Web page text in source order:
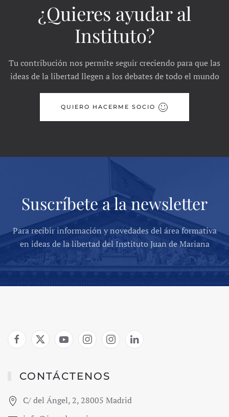
¿Quieres ayudar al
Instituto?
Tu contribución nos permite seguir creciendo para que las
ideas de la libertad llegen a los debates de todo el mundo
QUIERO HACERME SOCIO
Suscríbete a la newsletter
Para recibir información y novedades del área formativa
en ideas de la libertad del Instituto Juan de Mariana
CONTÁCTENOS
C/ del Ángel, 2, 28005 Madrid